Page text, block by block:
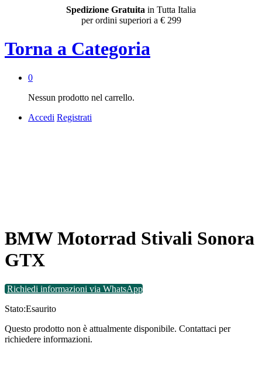
Spedizione Gratuita in Tutta Italia
per ordini superiori a € 299
Torna a Categoria
0
Nessun prodotto nel carrello.
Accedi Registrati
BMW Motorrad Stivali Sonora
GTX
Richiedi informazioni via WhatsApp
Stato:Esaurito
Questo prodotto non è attualmente disponibile. Contattaci per
richiedere informazioni.